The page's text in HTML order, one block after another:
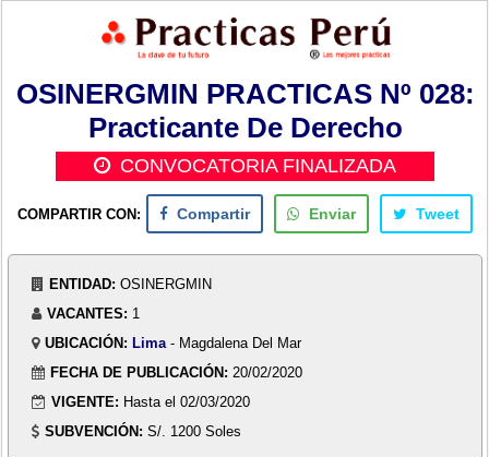
OSINERGMIN PRACTICAS Nº 028:
Practicante De Derecho
CONVOCATORIA FINALIZADA
COMPARTIR CON: Compartir Enviar Tweet
ENTIDAD: OSINERGMIN
VACANTES: 1
UBICACIÓN: Lima - Magdalena Del Mar
FECHA DE PUBLICACIÓN: 20/02/2020
VIGENTE: Hasta el 02/03/2020
SUBVENCIÓN: S/. 1200 Soles